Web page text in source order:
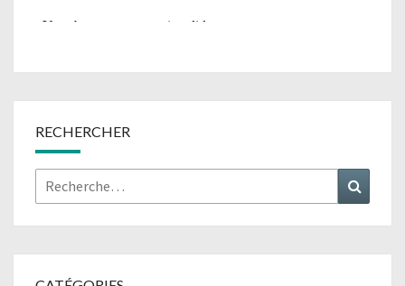
RECHERCHER
Rechercher :